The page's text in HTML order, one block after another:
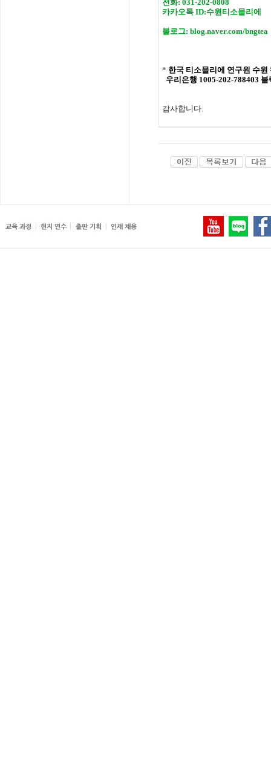
전화: 031-202-0808
카카오톡 ID:수원티소믈리에
블로그: blog.naver.com/bngtea
* 한국 티소믈리에 연구원 수원
우리은행 1005-202-788403
감사합니다.